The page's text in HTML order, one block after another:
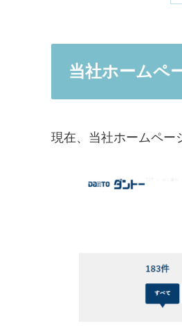
当社ホームペ
現在、当社ホームペー